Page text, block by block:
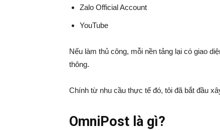
Zalo Official Account
YouTube
Nếu làm thủ công, mỗi nền tảng lại có giao
thông.
Chính từ nhu cầu thực tế đó, tôi đã bắt đầu
OmniPost là gì?